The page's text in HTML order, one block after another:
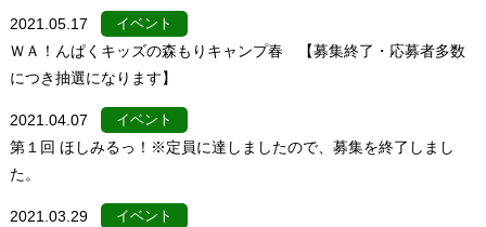
2021.05.17 イベント
ＷＡ！んぱくキッズの森もりキャンプ春 【募集終了・応募者多数
につき抽選になります】
2021.04.07 イベント
第１回 ほしみるっ！※定員に達しましたので、募集を終了しまし
た。
2021.03.29 イベント